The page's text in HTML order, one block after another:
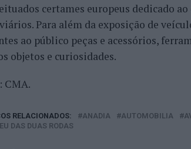
certames europeus dedicado
Para além da exposição de
ao público peças e acessórios,
objetos e curiosidades.
CMA.
RELACIONADOS: ANADIA AUTOMOBILIA
DAS DUAS RODAS